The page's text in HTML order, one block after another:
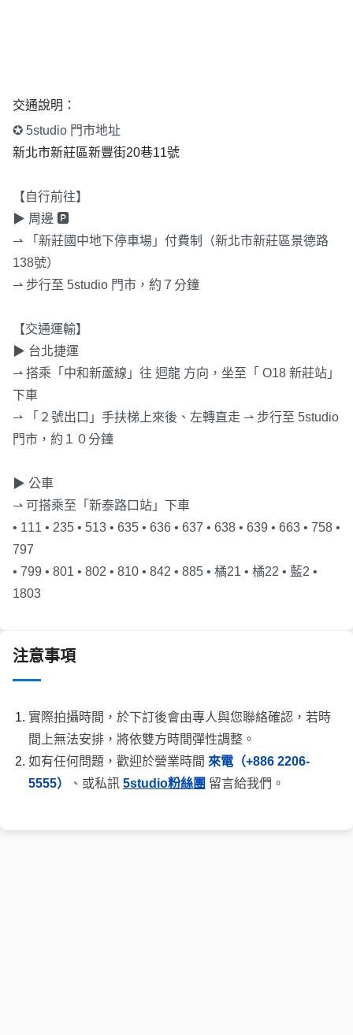
交通說明：
✪ 5studio 門市地址
新北市新莊區新豐街20巷11號
【自行前往】
▶ 周邊 🅿
⇀ 「新莊國中地下停車場」付費制（新北市新莊區景德路
138號）
⇀ 步行至 5studio 門市，約７分鐘
【交通運輸】
▶ 台北捷運
⇀ 搭乘「中和新蘆線」往 迴龍 方向，坐至「 O18 新莊站」
下車
⇀ 「２號出口」手扶梯上來後、左轉直走 ⇀ 步行至 5studio
門市，約１０分鐘
▶ 公車
⇀ 可搭乘至「新泰路口站」下車
• 111 • 235 • 513 • 635 • 636 • 637 • 638 • 639 • 663 • 758 •
797
• 799 • 801 • 802 • 810 • 842 • 885 • 橘21 • 橘22 • 藍2 •
1803
注意事項
實際拍攝時間，於下訂後會由專人與您聯絡確認，若時
間上無法安排，將依雙方時間彈性調整。
如有任何問題，歡迎於營業時間 來電（+886 2206-
5555）
、或私訊 5studio粉絲團 留言給我們。